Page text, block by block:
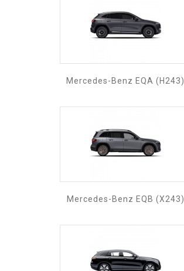
Mercedes-Benz EQA (H243)
Mercedes-Benz EQB (X243)